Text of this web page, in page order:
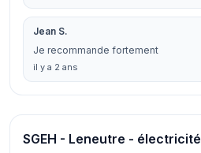
Jean S.
Je recommande fortement
il y a 2 ans
SGEH - Leneutre - électricité